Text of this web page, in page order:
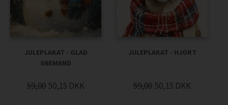
JULEPLAKAT - GLAD
SNEMAND
59,00 50,15 DKK
JULEPLAKAT - HJORT
59,00 50,15 DKK